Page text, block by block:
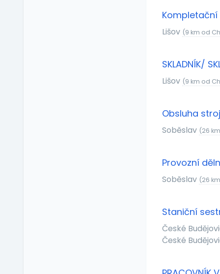
Lišov (9 km od
SKLADNÍK/
Lišov (9 km od
Obsluha
Soběslav (26
Provozní
Soběslav (26
Staniční
České
České